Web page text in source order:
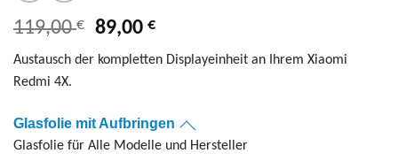
119,00€
Ursprünglicher
war:
89,00€Aktueller
ist:
Austausch der kompletten Displayeinheit an Ihrem Xiaomi
Redmi 4X.
Glasfolie mit Aufbringen
Glasfolie für Alle Modelle und Hersteller